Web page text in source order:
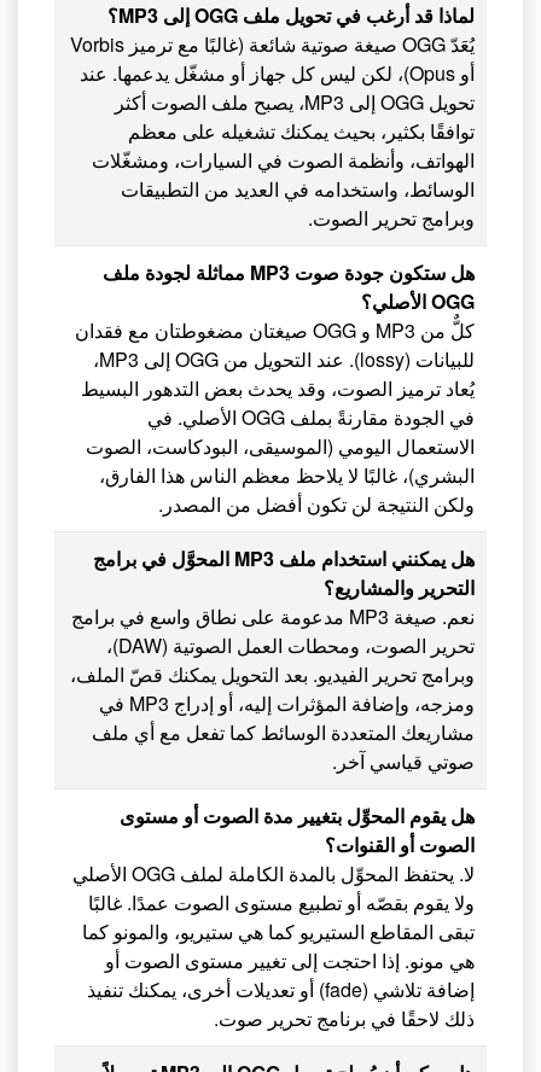
لماذا قد أرغب في تحويل ملف OGG إلى MP3؟
يُعَدّ OGG صيغة صوتية شائعة (غالبًا مع ترميز Vorbis
أو Opus)، لكن ليس كل جهاز أو مشغّل يدعمها. عند
تحويل OGG إلى MP3، يصبح ملف الصوت أكثر
توافقًا بكثير، بحيث يمكنك تشغيله على معظم
الهواتف، وأنظمة الصوت في السيارات، ومشغّلات
الوسائط، واستخدامه في العديد من التطبيقات
وبرامج تحرير الصوت.
هل ستكون جودة صوت MP3 مماثلة لجودة ملف
OGG الأصلي؟
كلٌّ من MP3 و OGG صيغتان مضغوطتان مع فقدان
للبيانات (lossy). عند التحويل من OGG إلى MP3،
يُعاد ترميز الصوت، وقد يحدث بعض التدهور البسيط
في الجودة مقارنةً بملف OGG الأصلي. في
الاستعمال اليومي (الموسيقى، البودكاست، الصوت
البشري)، غالبًا لا يلاحظ معظم الناس هذا الفارق،
ولكن النتيجة لن تكون أفضل من المصدر.
هل يمكنني استخدام ملف MP3 المحوَّل في برامج
التحرير والمشاريع؟
نعم. صيغة MP3 مدعومة على نطاق واسع في برامج
تحرير الصوت، ومحطات العمل الصوتية (DAW)،
وبرامج تحرير الفيديو. بعد التحويل يمكنك قصّ الملف،
ومزجه، وإضافة المؤثرات إليه، أو إدراج MP3 في
مشاريعك المتعددة الوسائط كما تفعل مع أي ملف
صوتي قياسي آخر.
هل يقوم المحوِّل بتغيير مدة الصوت أو مستوى
الصوت أو القنوات؟
لا. يحتفظ المحوِّل بالمدة الكاملة لملف OGG الأصلي
ولا يقوم بقصّه أو تطبيع مستوى الصوت عمدًا. غالبًا
تبقى المقاطع الستيريو كما هي ستيريو، والمونو كما
هي مونو. إذا احتجت إلى تغيير مستوى الصوت أو
إضافة تلاشي (fade) أو تعديلات أخرى، يمكنك تنفيذ
ذلك لاحقًا في برنامج تحرير صوت.